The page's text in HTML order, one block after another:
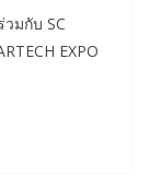
มกับ SC
EXPO